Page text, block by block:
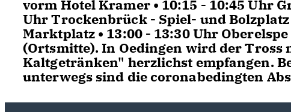
vorm Hotel Kramer • 10:15 - 10:45 Uhr
Uhr Trockenbrück - Spiel- und Bolzplatz
Marktplatz • 13:00 - 13:30 Uhr
(Ortsmitte). In Oedingen wird der
Kaltgetränken" herzlichst empfangen.
unterwegs sind die coronabedingten